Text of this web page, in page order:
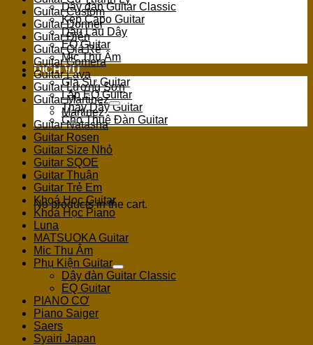
Dây đàn Guitar Classic
Kẹp Capo Guitar
Dầu Lau Dây
EQ Guitar
Mic Thu Âm
DỊCH VỤ
Gia Sư Guitar
Lắp EQ Guitar
Thay Dây Guitar
Cho Thuê Đàn Guitar
Cart
No products in the cart.
Guitar Custom
Guitar Donner
Guitar Điện
Guitar Giá Rẻ
Guitar Gomera
Guitar Lava
Guitar Lương Sơn
Guitar Martinez
Martinez
Guitar Natasha
Guitar Rosen
Guitar Size Nhỏ
Guitar SQOE
Guitar Thuận
Guitar Trẻ Em
Khoá Học Guitar
Khoá Học Piano
Luna
MATSUOKA Guitar
Mic Thu Âm
Phụ Kiện Guitar
Dây đàn Guitar Classic
EQ Guitar
PIANO CƠ
Piano Saiger
Saers
Syairi Japan